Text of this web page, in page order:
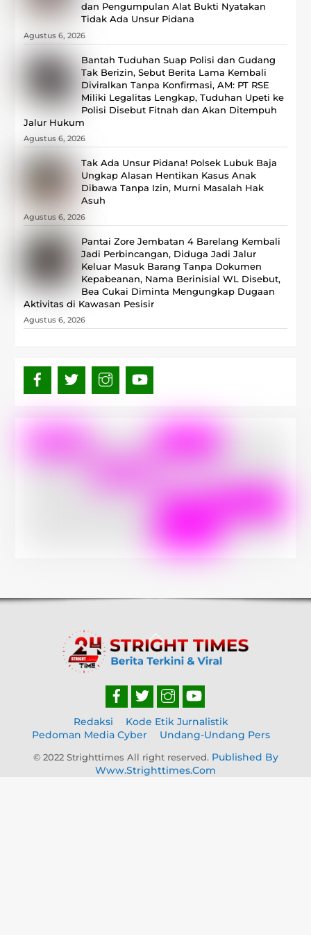
dan Pengumpulan Alat Bukti Nyatakan
Tidak Ada Unsur Pidana
Agustus 6, 2026
Bantah Tuduhan Suap Polisi dan Gudang
Tak Berizin, Sebut Berita Lama Kembali
Diviralkan Tanpa Konfirmasi, ‎AM: PT RSE
Miliki Legalitas Lengkap, Tuduhan Upeti ke
Polisi Disebut Fitnah dan Akan Ditempuh
Jalur Hukum
Agustus 6, 2026
Tak Ada Unsur Pidana! Polsek Lubuk Baja
Ungkap Alasan Hentikan Kasus Anak
Dibawa Tanpa Izin, Murni Masalah Hak
Asuh
Agustus 6, 2026
Pantai Zore Jembatan 4 Barelang Kembali
Jadi Perbincangan, Diduga Jadi Jalur
Keluar Masuk Barang Tanpa Dokumen
Kepabeanan, Nama Berinisial WL Disebut,
Bea Cukai Diminta Mengungkap Dugaan
Aktivitas di Kawasan Pesisir
Agustus 6, 2026
Back
To
Top
Redaksi
Kode Etik Jurnalistik
Pedoman Media Cyber
Undang-Undang Pers
© 2022 Strighttimes All right reserved. Published By
Www.strighttimes.com